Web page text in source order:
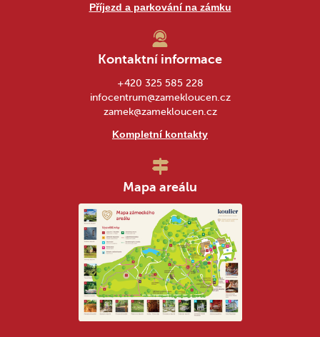
Příjezd a parkování na zámku
Kontaktní informace
+420 325 585 228
infocentrum@zamekloucen.cz
zamek@zamekloucen.cz
Kompletní kontakty
Mapa areálu